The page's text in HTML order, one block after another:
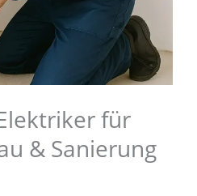
für
& Sanierung